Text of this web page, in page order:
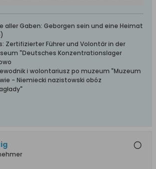
aller Gaben: Geborgen sein und eine Heimat
Zertifizierter Führer und Volontär in der
"Deutsches Konzentrationslager
i wolontariusz po muzeum "Muzeum
- Niemiecki nazistowski obóz